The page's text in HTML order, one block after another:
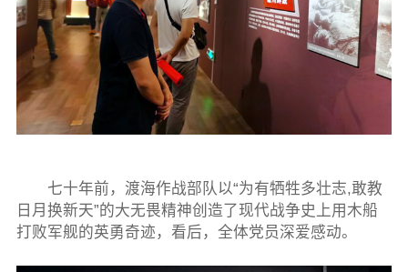
七十年前，渡海作战部队以“为有牺牲多壮志,敢教
日月换新天”的大无畏精神创造了现代战争史上用木船
打败军舰的英勇奇迹，看后，全体党员深爱感动。